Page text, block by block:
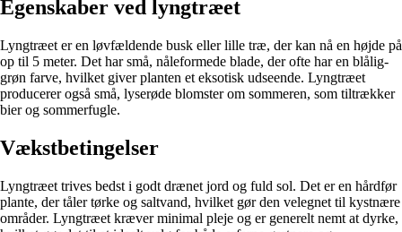
Egenskaber ved lyngtræet
Lyngtræet er en løvfældende busk eller lille træ, der kan nå en højde på
op til 5 meter. Det har små, nåleformede blade, der ofte har en blålig-
grøn farve, hvilket giver planten et eksotisk udseende. Lyngtræet
producerer også små, lyserøde blomster om sommeren, som tiltrækker
bier og sommerfugle.
Vækstbetingelser
Lyngtræet trives bedst i godt drænet jord og fuld sol. Det er en hårdfør
plante, der tåler tørke og saltvand, hvilket gør den velegnet til kystnære
områder. Lyngtræet kræver minimal pleje og er generelt nemt at dyrke,